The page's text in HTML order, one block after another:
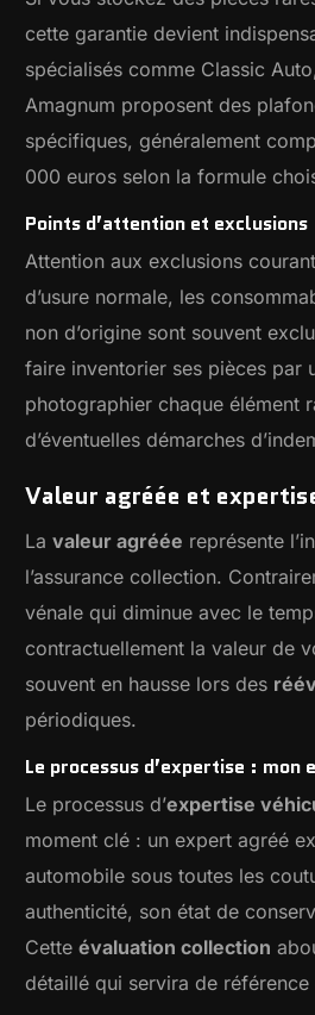
cette garantie devient
spécialisés comme Classic
Amagnum proposent des
spécifiques, généralement
000 euros selon la formule
Points d’attention et exclusions
Attention aux exclusions
d’usure normale, les
non d’origine sont souvent
faire inventorier ses pièces par
photographier chaque élément
d’éventuelles démarches
Valeur agréée et
Lavaleur agréée représente
l’assurance collection.
vénale qui diminue avec le
contractuellement la valeur de
souvent en hausse lors des
périodiques.
Le processus d’expertise : mon
Le processus d’expertise
moment clé : un expert agréé
automobile sous toutes les
authenticité, son état de
Cetteévaluation collection
détaillé qui servira de